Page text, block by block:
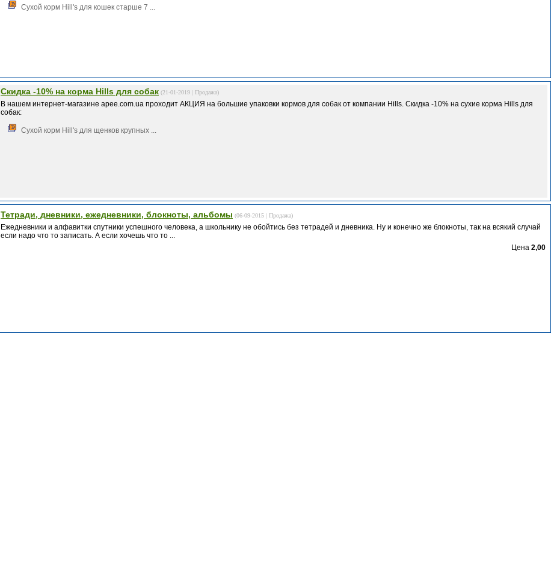
Сухой корм Hill's для кошек старше 7 ...
Скидка -10% на корма Hills для собак (21-01-2019 | Продажа)
В нашем интернет-магазине apee.com.ua проходит АКЦИЯ на большие упаковки кормов для собак от компании Hills. Скидка -10% на сухие корма Hills для
собак:
Сухой корм Hill's для щенков крупных ...
Тетради, дневники, ежедневники, блокноты, альбомы (06-09-2015 | Продажа)
Ежедневники и алфавитки спутники успешного человека, а школьнику не обойтись без тетрадей и дневника. Ну и конечно же блокноты, так на всякий случай
если надо что то записать. А если хочешь что то ...
Цена 2,00